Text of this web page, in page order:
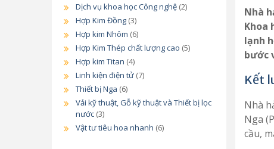
Nhà
Khoa
lạnh
bước
Kết
Nhà
Nga
cầu,
Dịch vụ khoa học Công nghệ (2)
Hợp Kim Đồng (3)
Hợp kim Nhôm (6)
Hợp Kim Thép chất lượng cao (5)
Hợp kim Titan (4)
Linh kiện điện tử (7)
Thiết bị Nga (6)
Vải kỹ thuật, Gỗ kỹ thuật và Thiết bị lọc
nước (3)
Vật tư tiêu hoa nhanh (6)